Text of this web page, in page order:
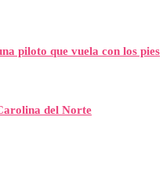
piloto que vuela con los pies
del Norte